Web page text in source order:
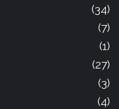
(34)
(7)
(1)
(27)
(3)
(4)